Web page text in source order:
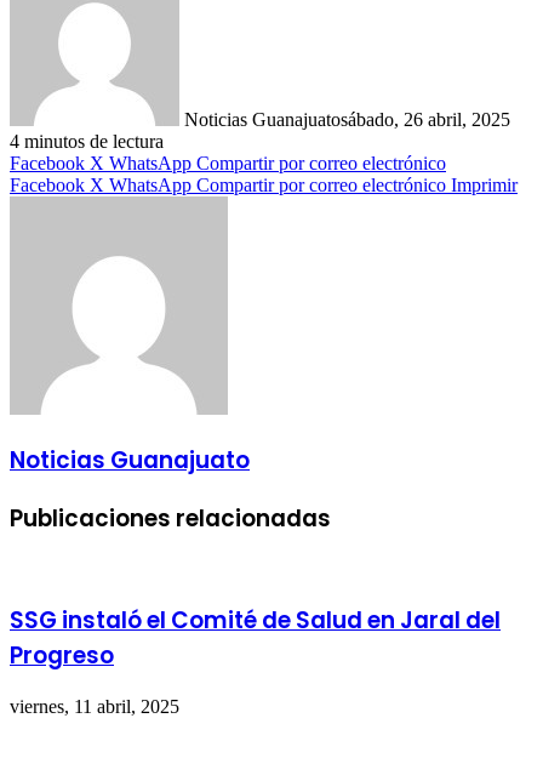
Noticias Guanajuatosábado, 26 abril, 2025
4 minutos de lectura
Facebook X WhatsApp Compartir por correo electrónico
Facebook X WhatsApp Compartir por correo electrónico Imprimir
Noticias Guanajuato
Publicaciones relacionadas
SSG instaló el Comité de Salud en Jaral del
Progreso
viernes, 11 abril, 2025